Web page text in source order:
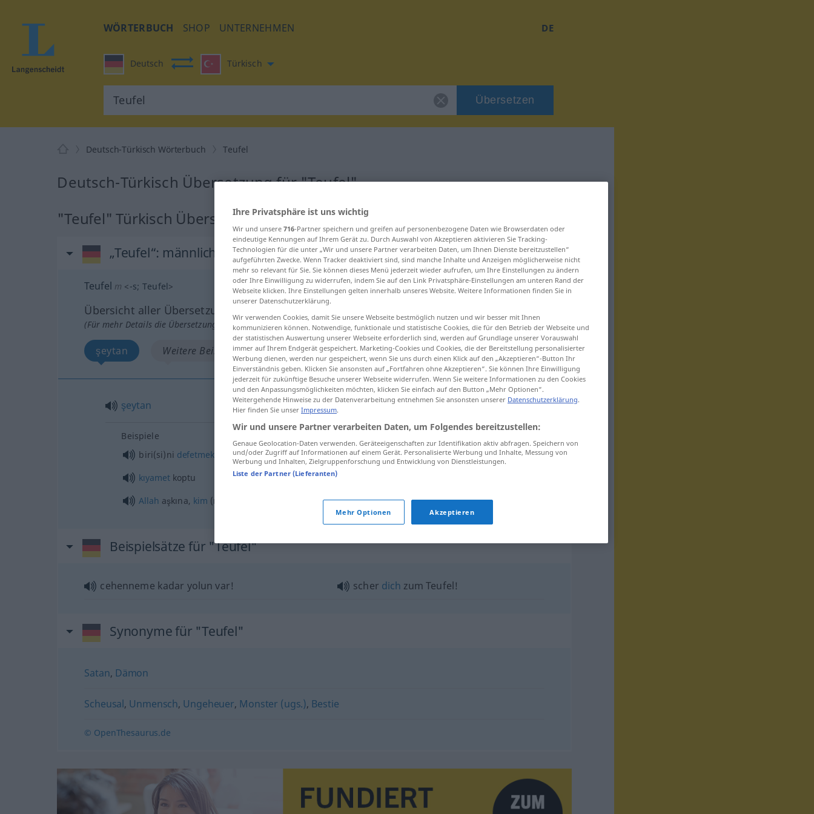
WÖRTERBUCH SHOP UNTERNEHMEN DE
Deutsch Türkisch
Übersetzen
Deutsch-Türkisch Wörterbuch Teufel
Deutsch-Türkisch Übersetzung für "Teufel"
"Teufel" Türkisch Übersetzung
„Teufel“: männlich
Teufel m <-s; Teufel>
Übersicht aller Übersetzungen
(Für mehr Details die Übersetzung anklicken/antippen)
şeytan Weitere Beispiele...
şeytan Teufel
Beispiele
biri(si)ni defetmek jemanden zum Teufeljagen
kıyametkoptu
Allah aşkına, kim (nerede, ne) …? wer(wo, was) zum Teufel …?
Beispielsätze für "Teufel"
cehenneme kadar yolun var! scher dich zum Teufel!
Synonyme für "Teufel"
Satan, Dämon
Scheusal, Unmensch, Ungeheuer, Monster (ugs.), Bestie
© OpenThesaurus.de
Ihre Privatsphäre ist uns wichtig
Wir und unsere 716-Partner speichern und greifen auf personenbezogene Daten wie Browserdaten oder
eindeutige Kennungen auf Ihrem Gerät zu. Durch Auswahl von Akzeptieren aktivieren Sie Tracking-
Technologien für die unter „Wir und unsere Partner verarbeiten Daten, um Ihnen Dienste bereitzustellen“
aufgeführten Zwecke. Wenn Tracker deaktiviert sind, sind manche Inhalte und Anzeigen möglicherweise nicht
mehr so relevant für Sie. Sie können dieses Menü jederzeit wieder aufrufen, um Ihre Einstellungen zu ändern
oder Ihre Einwilligung zu widerrufen, indem Sie auf den Link Privatsphäre-Einstellungen am unteren Rand der
Webseite klicken. Ihre Einstellungen gelten innerhalb unseres Website. Weitere Informationen finden Sie in
unserer Datenschutzerklärung.
Wir verwenden Cookies, damit Sie unsere Webseite bestmöglich nutzen und wir besser mit Ihnen
kommunizieren können. Notwendige, funktionale und statistische Cookies, die für den Betrieb der Webseite und
der statistischen Auswertung unserer Webseite erforderlich sind, werden auf Grundlage unserer Vorauswahl
immer auf Ihrem Endgerät gespeichert. Marketing-Cookies und Cookies, die der Bereitstellung personalisierter
Werbung dienen, werden nur gespeichert, wenn Sie uns durch einen Klick auf den „Akzeptieren“-Button Ihr
Einverständnis geben. Klicken Sie ansonsten auf „Fortfahren ohne Akzeptieren“. Sie können Ihre Einwilligung
jederzeit für zukünftige Besuche unserer Webseite widerrufen. Wenn Sie weitere Informationen zu den Cookies
und den Anpassungsmöglichkeiten möchten, klicken Sie einfach auf den Button „Mehr Optionen“.
Weitergehende Hinweise zu der Datenverarbeitung entnehmen Sie ansonsten unserer Datenschutzerklärung.
Hier finden Sie unser Impressum.
Wir und unsere Partner verarbeiten Daten, um Folgendes bereitzustellen:
Genaue Geolocation-Daten verwenden. Geräteeigenschaften zur Identifikation aktiv abfragen. Speichern von
und/oder Zugriff auf Informationen auf einem Gerät. Personalisierte Werbung und Inhalte, Messung von
Werbung und Inhalten, Zielgruppenforschung und Entwicklung von Dienstleistungen.
Liste der Partner (Lieferanten)
Mehr Optionen Akzeptieren